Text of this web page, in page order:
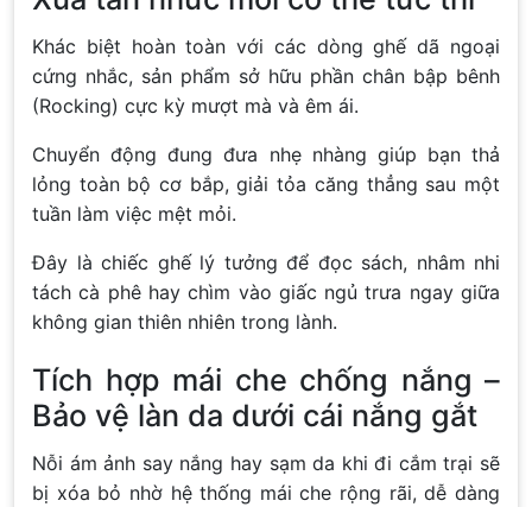
Khác biệt hoàn toàn với các dòng ghế dã ngoại
cứng nhắc, sản phẩm sở hữu phần chân bập bênh
(Rocking) cực kỳ mượt mà và êm ái.
Chuyển động đung đưa nhẹ nhàng giúp bạn thả
lỏng toàn bộ cơ bắp, giải tỏa căng thẳng sau một
tuần làm việc mệt mỏi.
Đây là chiếc ghế lý tưởng để đọc sách, nhâm nhi
tách cà phê hay chìm vào giấc ngủ trưa ngay giữa
không gian thiên nhiên trong lành.
Tích hợp mái che chống nắng –
Bảo vệ làn da dưới cái nắng gắt
Nỗi ám ảnh say nắng hay sạm da khi đi cắm trại sẽ
bị xóa bỏ nhờ hệ thống mái che rộng rãi, dễ dàng